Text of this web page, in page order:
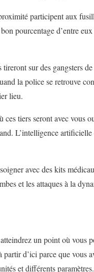
participent aux
pourcentage d’entre
sur des gangsters
la police se retrouve
lieu.
tiers seront avec vous
L’intelligence
avec des kits
et les attaques à la
un point où vous
d’ici parce que vous
et différents paramètres.